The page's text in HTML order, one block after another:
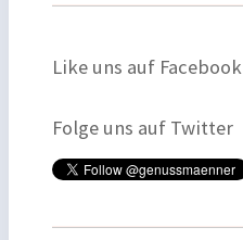
Like uns auf Facebook
Folge uns auf Twitter